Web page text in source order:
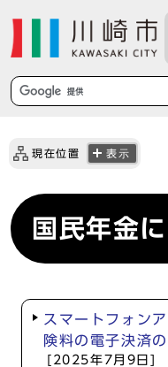
現在位置 表示
国民年金
スマートフォン
険料の電子決済
[2025年7月9日]